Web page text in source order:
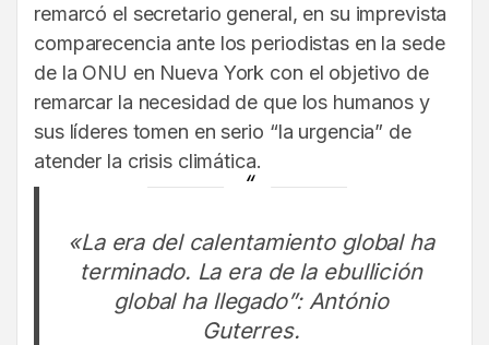
remarcó el secretario general, en su imprevista
comparecencia ante los periodistas en la sede
de la ONU en Nueva York con el objetivo de
remarcar la necesidad de que los humanos y
sus líderes tomen en serio “la urgencia” de
atender la crisis climática.
«La era del calentamiento global ha
terminado. La era de la ebullición
global ha llegado”: António
Guterres.